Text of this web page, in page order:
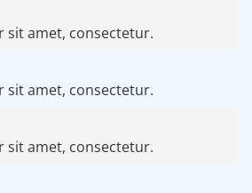
sit amet, consectetur.
sit amet, consectetur.
sit amet, consectetur.